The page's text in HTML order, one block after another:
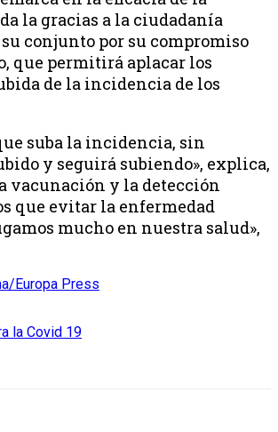
la gracias a la ciudadanía
conjunto por su compromiso
que permitirá aplacar los
de la incidencia de los
suba la incidencia, sin
y seguirá subiendo», explica,
vacunación y la detección
que evitar la enfermedad
mucho en nuestra salud»,
Europa Press
la Covid 19